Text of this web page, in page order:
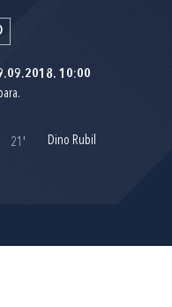
10:00
21' Dino Rubil